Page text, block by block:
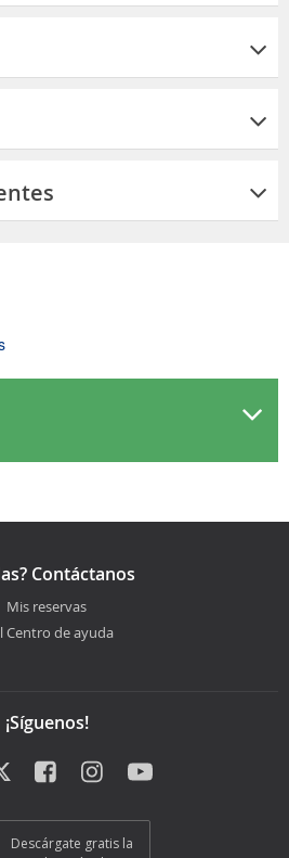
Contáctanos
Mis reservas
Centro de ayuda
¡Síguenos!
Descárgate gratis la